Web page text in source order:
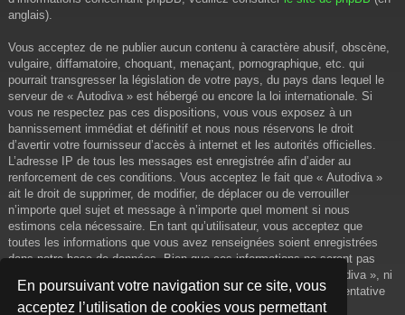
En poursuivant votre navigation sur ce site, vous
acceptez l’utilisation de cookies vous permettant
anglais).
Vous acceptez de ne publier aucun contenu à caractère abusif, obscène,
vulgaire, diffamatoire, choquant, menaçant, pornographique, etc. qui
pourrait transgresser la législation de votre pays, du pays dans lequel le
serveur de « Autodiva » est hébergé ou encore la loi internationale. Si
vous ne respectez pas ces dispositions, vous vous exposez à un
bannissement immédiat et définitif et nous nous réservons le droit
d’avertir votre fournisseur d’accès à internet et les autorités officielles.
L’adresse IP de tous les messages est enregistrée afin d’aider au
renforcement de ces conditions. Vous acceptez le fait que « Autodiva »
ait le droit de supprimer, de modifier, de déplacer ou de verrouiller
n’importe quel sujet et message à n’importe quel moment si nous
estimons cela nécessaire. En tant qu’utilisateur, vous acceptez que
toutes les informations que vous avez renseignées soient enregistrées
dans notre base de données. Bien que ces informations ne seront pas
diffusées à une tierce partie sans votre consentement, ni « Autodiva », ni
phpBB, ne pourront être tenus comme responsables en cas de tentative
de piratage informatique visant à compromettre vos données.